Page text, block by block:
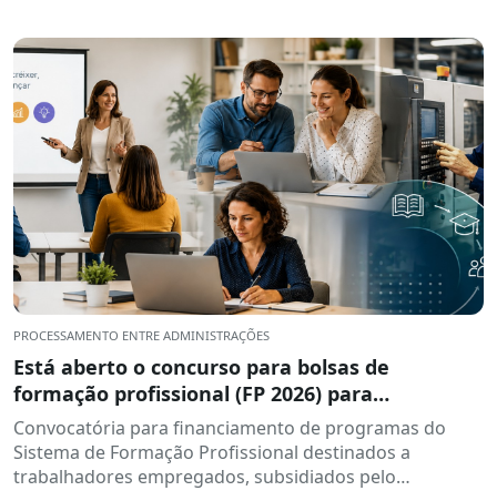
PROCESSAMENTO ENTRE ADMINISTRAÇÕES
Está aberto o concurso para bolsas de
formação profissional (FP 2026) para
trabalhadores empregados.
Convocatória para financiamento de programas do
Sistema de Formação Profissional destinados a
trabalhadores empregados, subsidiados pelo